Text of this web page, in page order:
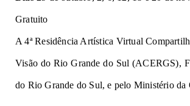
Gratuito
A 4ª Residência Artística Virtual
Visão do Rio Grande do Sul (ACERGS),
do Rio Grande do Sul, e pelo Ministério da